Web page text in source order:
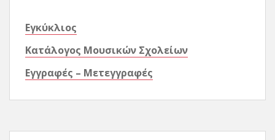
Εγκύκλιος
Κατάλογος Μουσικών Σχολείων
Εγγραφές – Μετεγγραφές